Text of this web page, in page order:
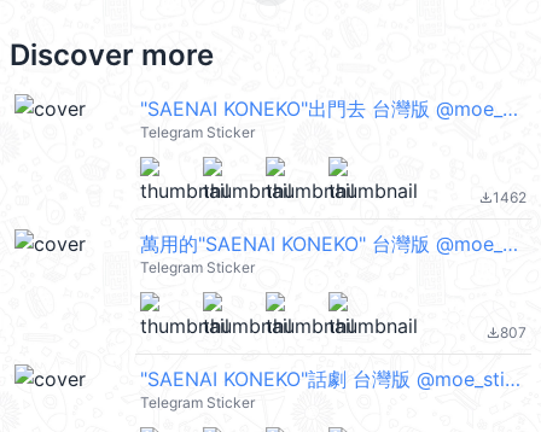
Discover more
"SAENAI KONEKO"出門去 台灣版 @moe_sticker_bot
Telegram Sticker
file_download1462
萬用的"SAENAI KONEKO" 台灣版 @moe_sticker_bot
Telegram Sticker
file_download807
"SAENAI KONEKO"話劇 台灣版 @moe_sticker_bot
Telegram Sticker